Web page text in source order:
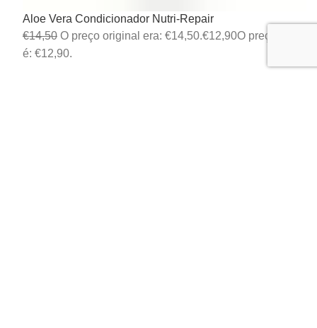
Aloe Vera Condicionador Nutri-Repair
€14,50 O preço original era: €14,50.€12,90O preço atual
é: €12,90.